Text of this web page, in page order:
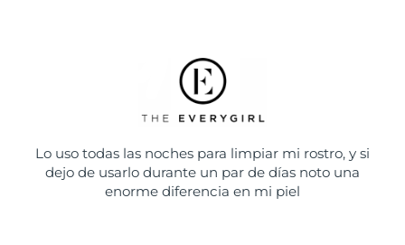
Lo uso todas las noches para limpiar mi rostro, y si
dejo de usarlo durante un par de días noto una
enorme diferencia en mi piel